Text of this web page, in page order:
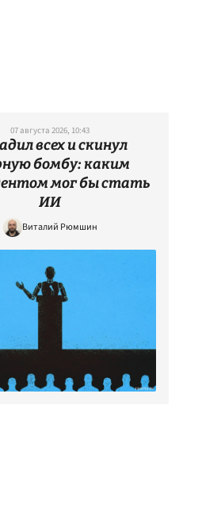
07 августа 2026, 10:43
всех и скинул
бомбу: каким
мог бы стать
ИИ
Виталий Рюмшин